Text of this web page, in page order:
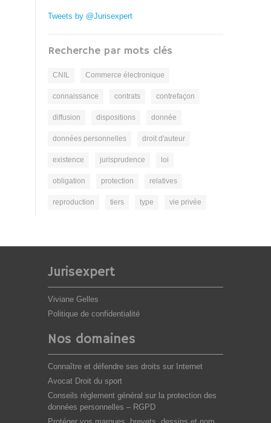
Tweets by @Jurisexpert
Recherche par mots clés
CNIL Commerce électronique
connaissance contrats contrefaçon
diffusion dispositions donnée
données personnelles droit d'auteur
existence jurisprudence loi
obligation protection relatives
reproduction tiers type vie privée
Jurisexpert
Viviane Gelles
Politique de confidentialité
Nos domaines
Connaître et défendre ses droits sur Internet
Avocat Droit du sport
Conseils règlement général sur la protection des
données personnelles – RGPD